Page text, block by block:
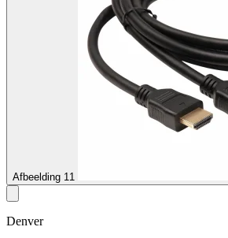
Afbeelding 11
Denver